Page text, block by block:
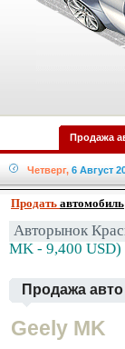
Продажа
Четверг, 6 Август
Продать автомобиль
Авторынок
MK - 9,400 USD)
Продажа
Geely MK